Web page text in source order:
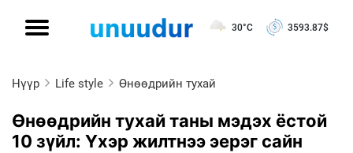
30°C 3593.87$
Нүүр Life style Өнөөдрийн тухай
Өнөөдрийн тухай таны мэдэх ёстой
10 зүйл: Үхэр жилтнээ эерэг сайн